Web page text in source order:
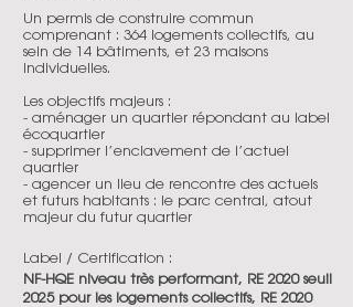
Un permis de construire commun
comprenant : 364 logements collectifs, au
sein de 14 bâtiments, et 23 maisons
individuelles.
Les objectifs majeurs :
- aménager un quartier répondant au label
écoquartier
- supprimer l’enclavement de l’actuel
quartier
- agencer un lieu de rencontre des actuels
et futurs habitants : le parc central, atout
majeur du futur quartier
Label / Certification :
NF-HQE niveau très performant, RE 2020 seuil
2025 pour les logements collectifs, RE 2020